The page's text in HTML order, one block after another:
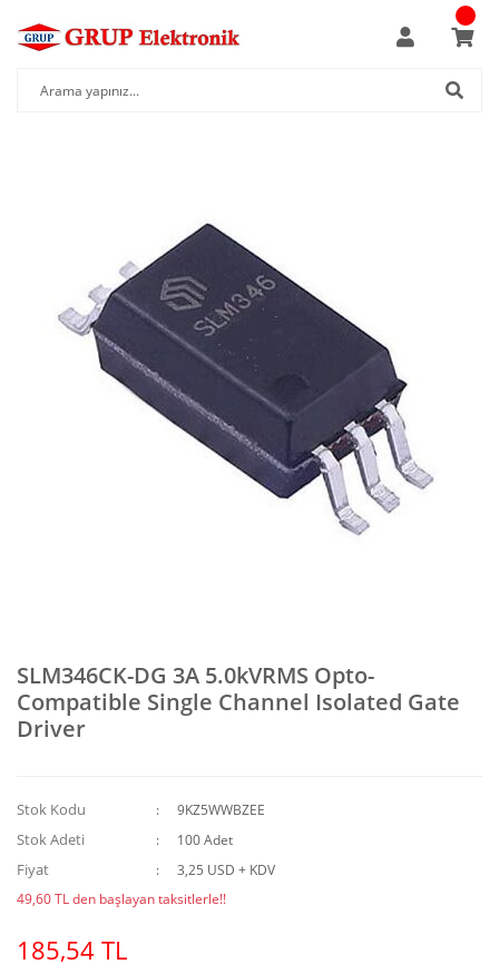
SLM346CK-DG 3A 5.0kVRMS Opto-
Compatible Single Channel Isolated Gate
Driver
Stok Kodu 9KZ5WWBZEE
Stok Adeti 100 Adet
Fiyat
3,25 USD + KDV
49,60 TL den başlayan taksitlerle!!
185,54 TL